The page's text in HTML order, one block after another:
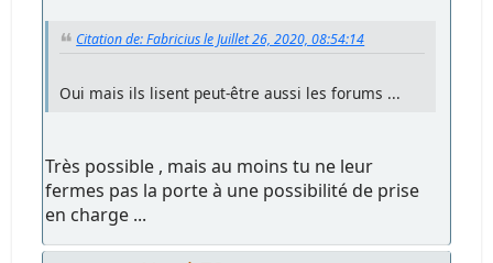
Citation de: Fabricius le Juillet 26, 2020, 08:54:14
Oui mais ils lisent peut-être aussi les forums ...
Très possible , mais au moins tu ne leur
fermes pas la porte à une possibilité de prise
en charge ...